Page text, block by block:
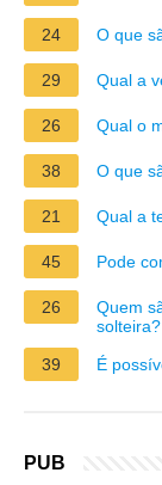
24 O que
29 Qual a
26 Qual o
38 O que
21 Qual a
45 Pode
26
Quem
solteira?
39
É
PUB